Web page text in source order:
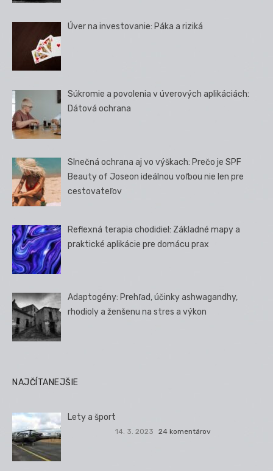
Úver na investovanie: Páka a riziká
Súkromie a povolenia v úverových aplikáciách:
Dátová ochrana
Slnečná ochrana aj vo výškach: Prečo je SPF
Beauty of Joseon ideálnou voľbou nie len pre
cestovateľov
Reflexná terapia chodidiel: Základné mapy a
praktické aplikácie pre domácu prax
Adaptogény: Prehľad, účinky ashwagandhy,
rhodioly a ženšenu na stres a výkon
NAJČÍTANEJŠIE
Lety a šport
14. 3. 2023 24 komentárov